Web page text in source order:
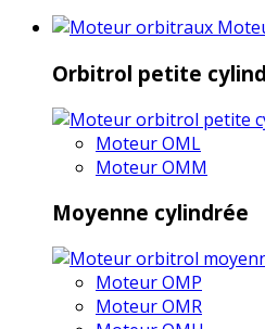
Orbitrol petite
Moteur OML
Moteur OMM
Moyenne cylindrée
Moteur OMP
Moteur OMR